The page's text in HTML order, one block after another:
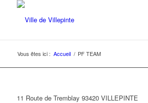
Vous êtes ici : Accueil / PF TEAM
11 Route de Tremblay 93420 VILLEPINTE